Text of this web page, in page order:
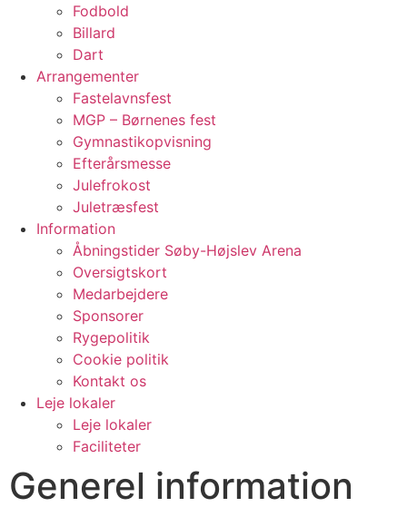
Fodbold
Billard
Dart
Arrangementer
Fastelavnsfest
MGP – Børnenes fest
Gymnastikopvisning
Efterårsmesse
Julefrokost
Juletræsfest
Information
Åbningstider Søby-Højslev Arena
Oversigtskort
Medarbejdere
Sponsorer
Rygepolitik
Cookie politik
Kontakt os
Leje lokaler
Leje lokaler
Faciliteter
Generel information